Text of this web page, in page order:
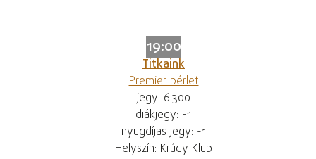
19:00
Titkaink
Premier bérlet
jegy: 6.300
diákjegy: -1
nyugdíjas jegy: -1
Helyszín: Krúdy Klub